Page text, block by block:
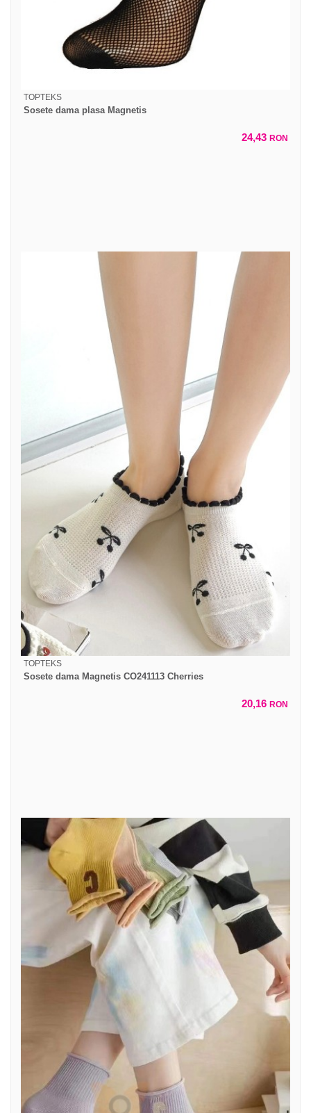
TOPTEKS
Sosete dama plasa Magnetis
24,43 RON
TOPTEKS
Sosete dama Magnetis CO241113 Cherries
20,16 RON